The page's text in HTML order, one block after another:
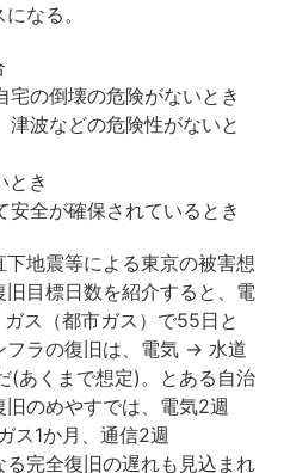
なる。
の倒壊の危険がないとき
波などの危険性がないと
とき
全が確保されているとき
地震等による東京の被害想
目標日数を紹介すると、電
ス（都市ガス）で55日と
フラの復旧は、電気 → 水道
(あくまで想定)。とある自治
のめやすでは、電気2週
ス1か月、通信2週
完全復旧の遅れも見込まれ